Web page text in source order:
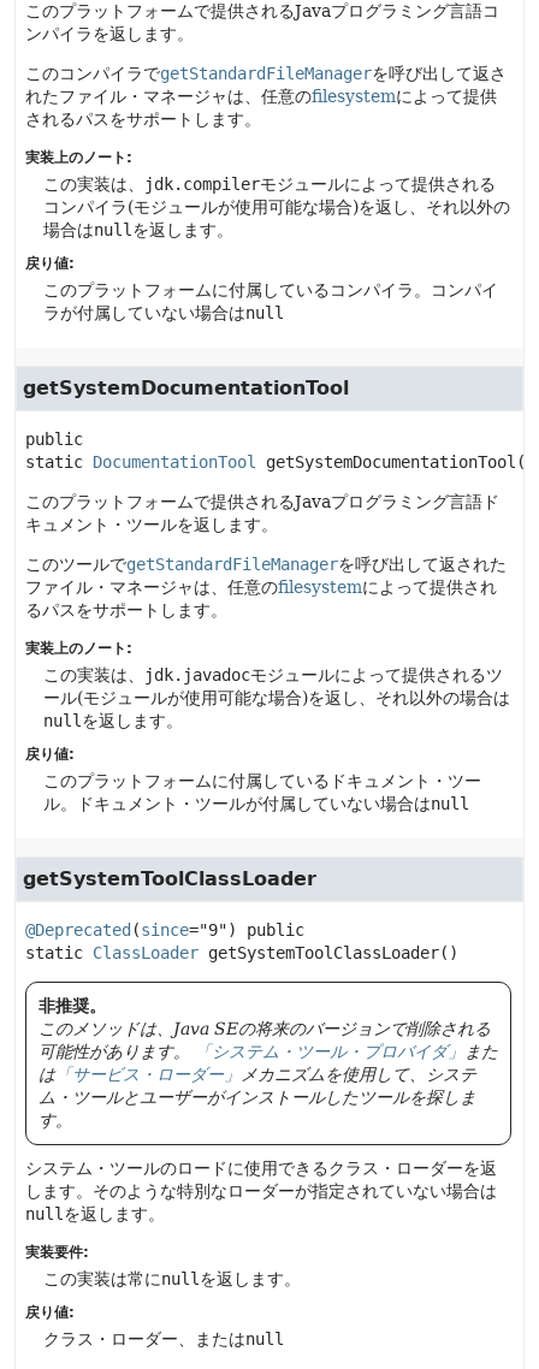
このプラットフォームで提供されるJavaプログラミング言語コ
ンパイラを返します。
このコンパイラでgetStandardFileManagerを呼び出して返さ
れたファイル・マネージャは、任意のfilesystemによって提供
されるパスをサポートします。
実装上のノート:
この実装は、 jdk.compilerモジュールによって提供される
コンパイラ(モジュールが使用可能な場合)を返し、それ以外の
場合はnull を返します。
戻り値:
このプラットフォームに付属しているコンパイラ。コンパイ
ラが付属していない場合はnull
getSystemDocumentationTool
public
static DocumentationTool getSystemDocumentationTool ()
このプラットフォームで提供されるJavaプログラミング言語ド
キュメント・ツールを返します。
このツールでgetStandardFileManagerを呼び出して返された
ファイル・マネージャは、任意のfilesystemによって提供され
るパスをサポートします。
実装上のノート:
この実装は、 jdk.javadocモジュールによって提供されるツ
ール(モジュールが使用可能な場合)を返し、それ以外の場合は
null を返します。
戻り値:
このプラットフォームに付属しているドキュメント・ツー
ル。ドキュメント・ツールが付属していない場合はnull
getSystemToolClassLoader
@Deprecated (since="9") public
static ClassLoader getSystemToolClassLoader()
非推奨。
このメソッドは、Java SEの将来のバージョンで削除される
可能性があります。
「システム・ツール・プロバイダ」
また
は「サービス・ローダー」
メカニズムを使用して、システ
ム・ツールとユーザーがインストールしたツールを探しま
す。
システム・ツールのロードに使用できるクラス・ローダーを返
します。そのような特別なローダーが指定されていない場合は
null を返します。
実装要件:
この実装は常にnull を返します。
戻り値:
クラス・ローダー、またはnull